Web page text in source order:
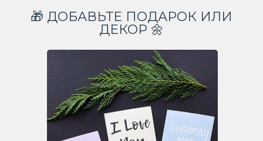
🎁 ДОБАВЬТЕ ПОДАРОК ИЛИ
ДЕКОР 🌼